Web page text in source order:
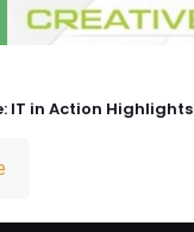
IT in Action Highlights